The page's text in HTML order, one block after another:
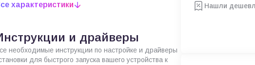
характеристики
и драйверы
необходимые инструкции по настройке и драйверы
для быстрого запуска вашего устройства к
Нашли